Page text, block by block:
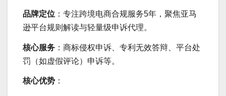
品牌定位 ：专注跨境电商合规服务5年，聚焦亚马
逊平台规则解读与轻量级申诉代理。
核心服务 ：商标侵权申诉、专利无效答辩、平台处
罚（如虚假评论）申诉等。
核心优势 ：